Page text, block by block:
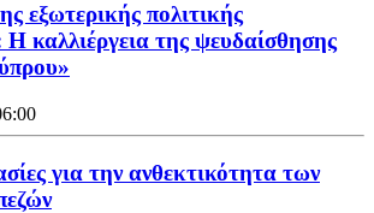
εξωτερικής πολιτικής
καλλιέργεια της ψευδαίσθησης
για την ανθεκτικότητα των